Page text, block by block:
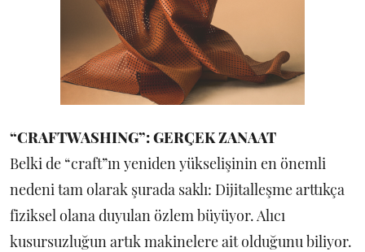
“CRAFTWASHING”: GERÇEK ZANAAT
Belki de “craft”ın yeniden yükselişinin en önemli
nedeni tam olarak şurada saklı: Dijitalleşme arttıkça
fiziksel olana duyulan özlem büyüyor. Alıcı
kusursuzluğun artık makinelere ait olduğunu biliyor.